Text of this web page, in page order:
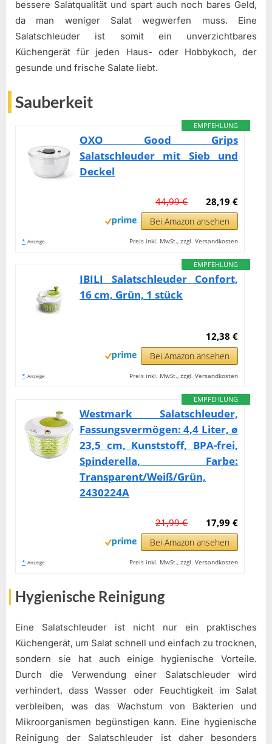
bessere Salatqualität und spart auch noch bares Geld,
da man weniger Salat wegwerfen muss. Eine
Salatschleuder ist somit ein unverzichtbares
Küchengerät für jeden Haus- oder Hobbykoch, der
gesunde und frische Salate liebt.
Sauberkeit
EMPFEHLUNG
OXO Good Grips
Salatschleuder mit Sieb und
Deckel
28,19 €
44,99 €
Bei Amazon ansehen
* Anzeige Preis inkl. MwSt., zzgl. Versandkosten
EMPFEHLUNG
IBILI Salatschleuder Confort,
16 cm, Grün, 1 stück
12,38 €
Bei Amazon ansehen
* Anzeige Preis inkl. MwSt., zzgl. Versandkosten
EMPFEHLUNG
Westmark Salatschleuder,
Fassungsvermögen: 4,4 Liter, ø
23,5 cm, Kunststoff, BPA-frei,
Spinderella, Farbe:
Transparent/Weiß/Grün,
2430224A
17,99 €
21,99 €
Bei Amazon ansehen
* Anzeige Preis inkl. MwSt., zzgl. Versandkosten
Hygienische Reinigung
Eine Salatschleuder ist nicht nur ein praktisches
Küchengerät, um Salat schnell und einfach zu trocknen,
sondern sie hat auch einige hygienische Vorteile.
Durch die Verwendung einer Salatschleuder wird
verhindert, dass Wasser oder Feuchtigkeit im Salat
verbleiben, was das Wachstum von Bakterien und
Mikroorganismen begünstigen kann. Eine hygienische
Reinigung der Salatschleuder ist daher besonders